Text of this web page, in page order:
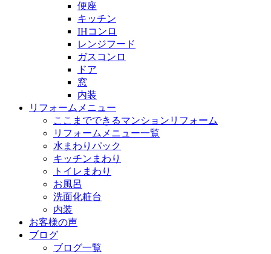
便座
キッチン
IHコンロ
レンジフード
ガスコンロ
ドア
窓
内装
リフォームメニュー
ここまでできるマンションリフォーム
リフォームメニュー一覧
水まわりパック
キッチンまわり
トイレまわり
お風呂
洗面化粧台
内装
お客様の声
ブログ
ブログ一覧